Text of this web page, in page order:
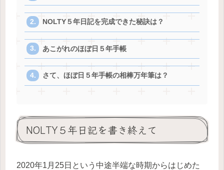
NOLTY５年日記を完成できた秘訣は？
あこがれのほぼ日５年手帳
さて、ほぼ日５年手帳の相棒万年筆は？
NOLTY５年日記を書き終えて
2020年1月25日という中途半端な時期からはじめた